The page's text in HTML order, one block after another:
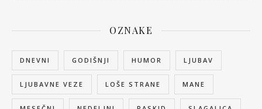
OZNAKE
DNEVNI GODIŠNJI HUMOR LJUBAV
LJUBAVNE VEZE LOŠE STRANE MANE